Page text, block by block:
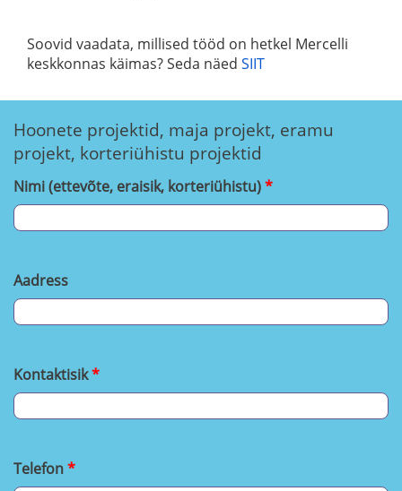
Soovid vaadata, millised tööd on hetkel Mercelli
keskkonnas käimas? Seda näed SIIT
Hoonete projektid, maja projekt, eramu
projekt, korteriühistu projektid
Nimi (ettevõte, eraisik, korteriühistu)
Aadress
Kontaktisik
Telefon